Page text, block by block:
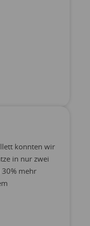
konnten wir
in nur zwei
30% mehr